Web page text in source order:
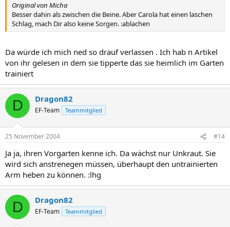
Original von Micha
Besser dahin als zwischen die Beine. Aber Carola hat einen laschen
Schlag, mach Dir also keine Sorgen. :ablachen
Da würde ich mich ned so drauf verlassen . Ich hab n Artikel
von ihr gelesen in dem sie tipperte das sie heimlich im Garten
trainiert
D Dragon82
EF-Team Teammitglied
25 November 2004 #14
Ja ja, ihren Vorgarten kenne ich. Da wächst nur Unkraut. Sie
wird sich anstrenegen müssen, überhaupt den untrainierten
Arm heben zu können. :lhg
D Dragon82
EF-Team Teammitglied